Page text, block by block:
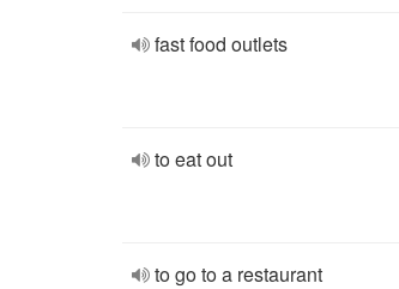
fast food outlets
to eat out
to go to a restaurant